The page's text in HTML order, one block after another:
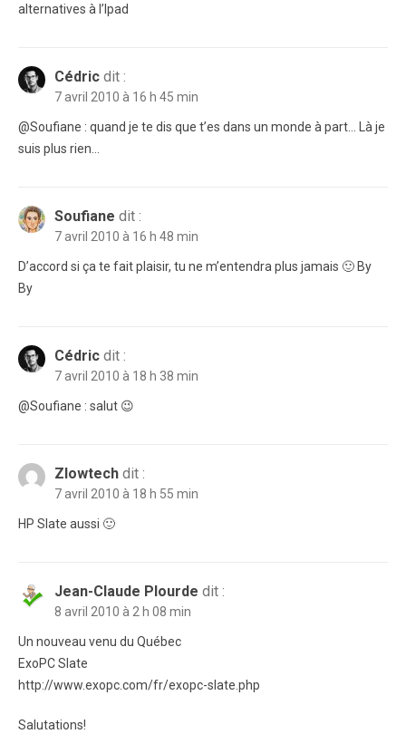
alternatives à l’Ipad
Cédric dit :
7 avril 2010 à 16 h 45 min
@Soufiane : quand je te dis que t’es dans un monde à part… Là je
suis plus rien…
Soufiane dit :
7 avril 2010 à 16 h 48 min
D’accord si ça te fait plaisir, tu ne m’entendra plus jamais 🙂 By
By
Cédric dit :
7 avril 2010 à 18 h 38 min
@Soufiane : salut 😉
Zlowtech dit :
7 avril 2010 à 18 h 55 min
HP Slate aussi 🙂
Jean-Claude Plourde dit :
8 avril 2010 à 2 h 08 min
Un nouveau venu du Québec
ExoPC Slate
http://www.exopc.com/fr/exopc-slate.php
Salutations!